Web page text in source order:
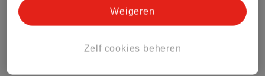
Bekijk ook
Zelf cookies beheren
Weigeren